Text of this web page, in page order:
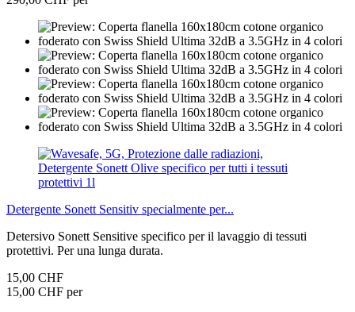
Detergente Sonett Sensitiv specialmente per...
Detersivo Sonett Sensitive specifico per il lavaggio di tessuti
protettivi. Per una lunga durata.
15,00 CHF
15,00 CHF per